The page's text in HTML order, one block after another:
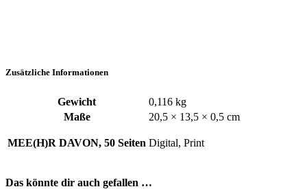
Zusätzliche Informationen
Gewicht
0,116 kg
Maße
20,5 × 13,5 × 0,5 cm
MEE(H)R DAVON, 50 Seiten Digital, Print
Das könnte dir auch gefallen …